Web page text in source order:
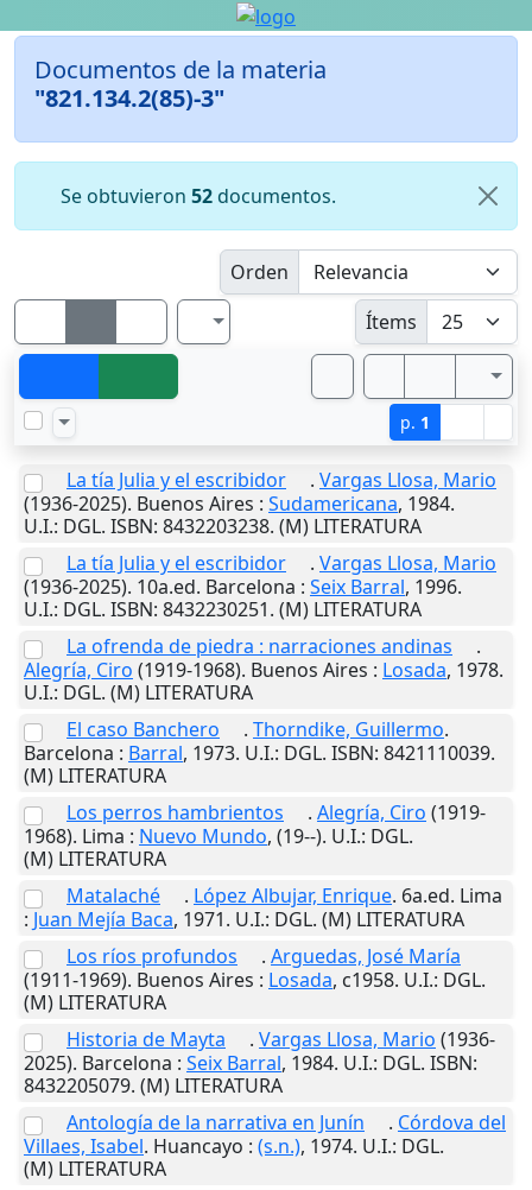
Documentos de la materia
"821.134.2(85)-3"
Se obtuvieron 52documentos.
Orden
Ítems
p. 1
La tía Julia y el escribidor . Vargas Llosa, Mario
(1936-2025). Buenos Aires : Sudamericana, 1984.
U.I.: DGL. ISBN: 8432203238. (M) LITERATURA
La tía Julia y el escribidor
. Vargas Llosa, Mario
(1936-2025). 10a.ed. Barcelona : Seix Barral, 1996.
U.I.: DGL. ISBN: 8432230251. (M) LITERATURA
La ofrenda de piedra : narraciones andinas
.
Alegría, Ciro (1919-1968). Buenos Aires : Losada, 1978.
U.I.: DGL. (M) LITERATURA
El caso Banchero
. Thorndike, Guillermo.
Barcelona : Barral, 1973. U.I.: DGL. ISBN: 8421110039.
(M) LITERATURA
Los perros hambrientos
. Alegría, Ciro (1919-
1968). Lima : Nuevo Mundo, (19--). U.I.: DGL.
(M) LITERATURA
Matalaché
. López Albujar, Enrique. 6a.ed. Lima
: Juan Mejía Baca, 1971. U.I.: DGL. (M) LITERATURA
Los ríos profundos
. Arguedas, José María
(1911-1969). Buenos Aires : Losada, c1958. U.I.: DGL.
(M) LITERATURA
Historia de Mayta
. Vargas Llosa, Mario (1936-
2025). Barcelona : Seix Barral, 1984. U.I.: DGL. ISBN:
8432205079. (M) LITERATURA
Antología de la narrativa en Junín
. Córdova del
Villaes, Isabel. Huancayo : (s.n.), 1974. U.I.: DGL.
(M) LITERATURA